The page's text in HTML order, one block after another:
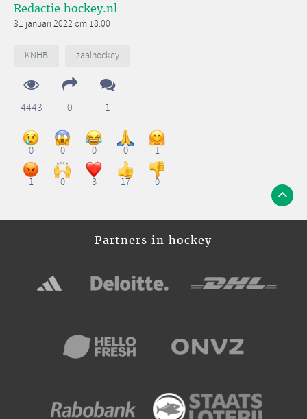
Redactie hockey.nl
31 januari 2022 om 18:00
KNHB zaalhockey
4443 0 1
0 0 0 0 1
1 0 3 17 0
Partners in hockey